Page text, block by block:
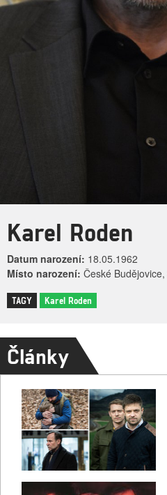
Karel Roden
Datum narození: 18.05.1962
Místo narození: České
TAGY Karel Roden
Články